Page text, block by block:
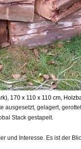
170 x 110 x 110 cm,
ausgesetzt, gelagert,
Stack gestapelt.
und Interesse. Es ist der